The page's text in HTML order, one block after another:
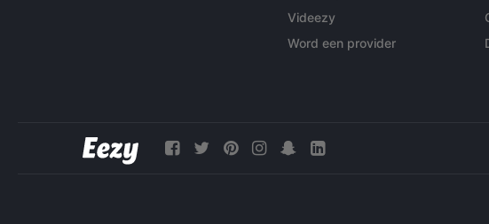
Videezy
Word een provider